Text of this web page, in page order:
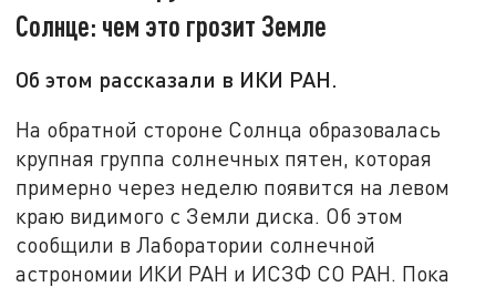
Солнце: чем это грозит Земле
Об этом рассказали в ИКИ РАН.
На обратной стороне Солнца образовалась
крупная группа солнечных пятен, которая
примерно через неделю появится на левом
краю видимого с Земли диска. Об этом
сообщили в Лаборатории солнечной
астрономии ИКИ РАН и ИСЗФ СО РАН. Пока